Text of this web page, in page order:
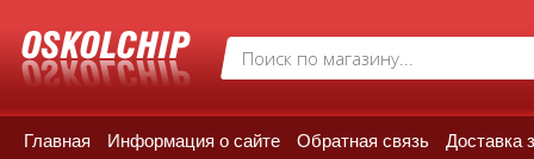
Главная Информация о сайте Обратная связь Доставка